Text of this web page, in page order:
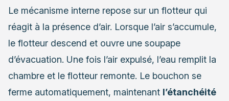
Le mécanisme interne repose sur un flotteur qui
réagit à la présence d’air. Lorsque l’air s’accumule,
le flotteur descend et ouvre une soupape
d’évacuation. Une fois l’air expulsé, l’eau remplit la
chambre et le flotteur remonte. Le bouchon se
ferme automatiquement, maintenant l’étanchéité